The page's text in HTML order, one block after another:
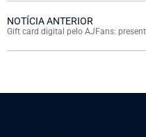
NOTÍCIA ANTERIOR